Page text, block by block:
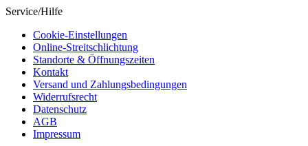
Service/Hilfe
Cookie-Einstellungen
Online-Streitschlichtung
Standorte & Öffnungszeiten
Kontakt
Versand und Zahlungsbedingungen
Widerrufsrecht
Datenschutz
AGB
Impressum